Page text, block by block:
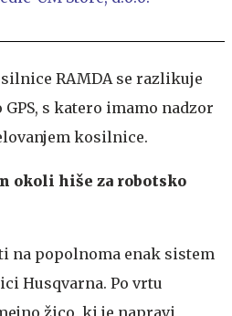
RAMDA se razlikuje
s katero imamo nadzor
kosilnice.
okoli hiše za robotsko
na popolnoma enak sistem
Husqvarna. Po vrtu